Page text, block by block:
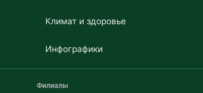
Климат и здоровье
Инфографики
Филиалы